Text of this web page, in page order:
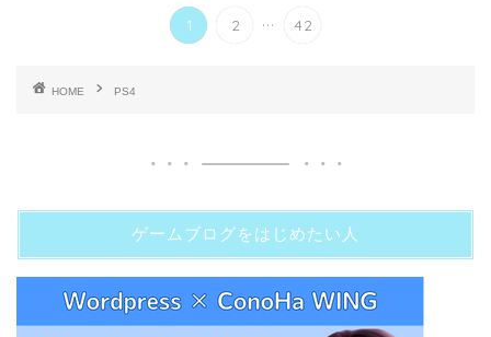
1 2 ... 42
HOME PS4
ゲームブログをはじめたい人